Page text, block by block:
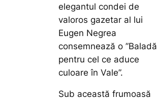
elegantul condei de
valoros gazetar al lui
Eugen Negrea
consemnează o ”Baladă
pentru cel ce aduce
culoare în Vale”.
Sub această frumoasă